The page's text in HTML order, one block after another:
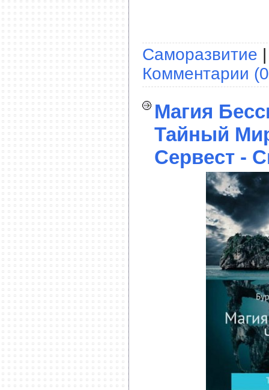
Саморазвитие
Комментарии
Магия
Тайный
Сервест -